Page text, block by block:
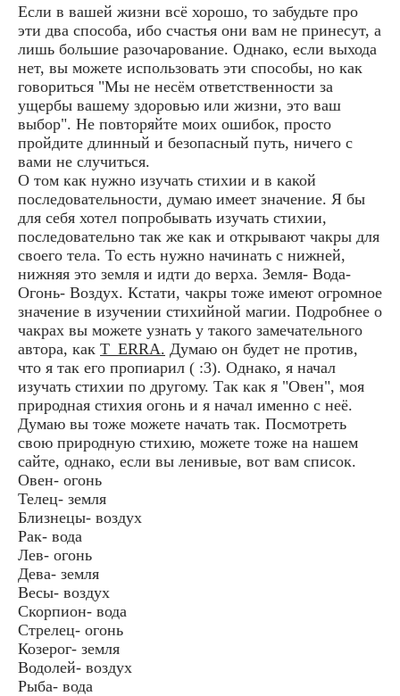
Если в вашей жизни всё хорошо, то забудьте про
эти два способа, ибо счастья они вам не принесут, а
лишь большие разочарование. Однако, если выхода
нет, вы можете использовать эти способы, но как
говориться "Мы не несём ответственности за
ущербы вашему здоровью или жизни, это ваш
выбор". Не повторяйте моих ошибок, просто
пройдите длинный и безопасный путь, ничего с
вами не случиться.
О том как нужно изучать стихии и в какой
последовательности, думаю имеет значение. Я бы
для себя хотел попробывать изучать стихии,
последовательно так же как и открывают чакры для
своего тела. То есть нужно начинать с нижней,
нижняя это земля и идти до верха. Земля- Вода-
Огонь- Воздух. Кстати, чакры тоже имеют огромное
значение в изучении стихийной магии. Подробнее о
чакрах вы можете узнать у такого замечательного
автора, как T_ERRA. Думаю он будет не против,
что я так его пропиарил ( :3). Однако, я начал
изучать стихии по другому. Так как я "Овен", моя
природная стихия огонь и я начал именно с неё.
Думаю вы тоже можете начать так. Посмотреть
свою природную стихию, можете тоже на нашем
сайте, однако, если вы ленивые, вот вам список.
Овен- огонь
Телец- земля
Близнецы- воздух
Рак- вода
Лев- огонь
Дева- земля
Весы- воздух
Скорпион- вода
Стрелец- огонь
Козерог- земля
Водолей- воздух
Рыба- вода